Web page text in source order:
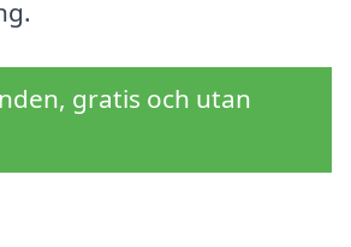
gratis och utan